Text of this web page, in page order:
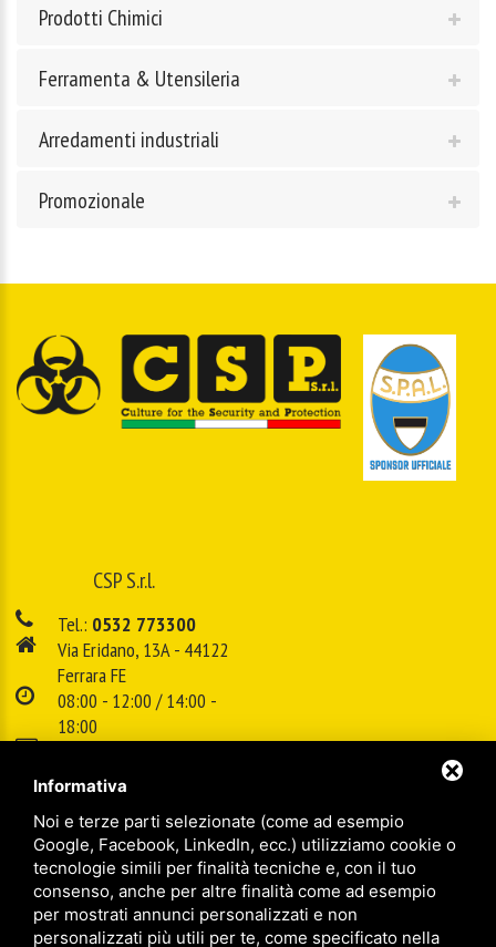
Prodotti Chimici
Ferramenta & Utensileria
Arredamenti industriali
Promozionale
CSP S.r.l.
Tel.: 0532 773300
Via Eridano, 13A - 44122
Ferrara FE
08:00 - 12:00 / 14:00 -
18:00
info@cspsrl.biz
Sitemap / Privacy policy/Legal
Informativa
Noi e terze parti selezionate (come ad esempio
Google, Facebook, LinkedIn, ecc.) utilizziamo cookie o
tecnologie simili per finalità tecniche e, con il tuo
consenso, anche per altre finalità come ad esempio
per mostrati annunci personalizzati e non
personalizzati più utili per te, come specificato nella